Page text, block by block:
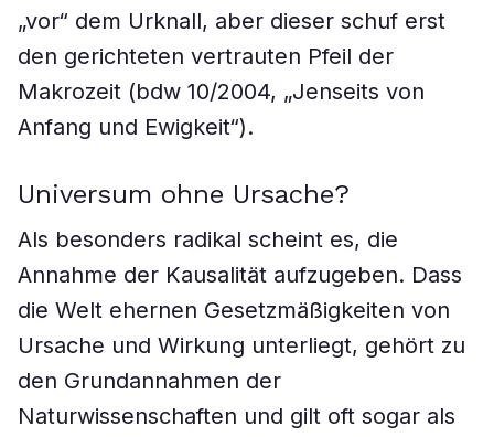
„vor“ dem Urknall, aber dieser schuf erst
den gerichteten vertrauten Pfeil der
Makrozeit (bdw 10/2004, „Jenseits von
Anfang und Ewigkeit“).
Universum ohne Ursache?
Als besonders radikal scheint es, die
Annahme der Kausalität aufzugeben. Dass
die Welt ehernen Gesetzmäßigkeiten von
Ursache und Wirkung unterliegt, gehört zu
den Grundannahmen der
Naturwissenschaften und gilt oft sogar als